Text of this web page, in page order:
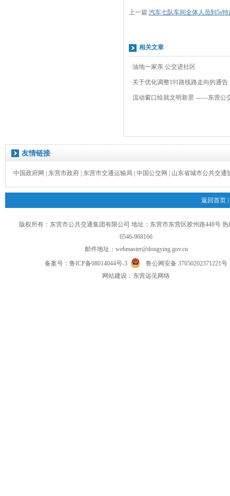
上一篇:汽车七队车间全体人员到5s
相关文章
· 油地一家亲 公交进社区
· 关于优化调整191路线路走向的通告
· 流动窗口绘就文明新景 ——东营公
友情链接
中国政府网 东营市政府 东营市交通运输局 中国公交网 山东省城市公共交通
返回首页
版权所有：东营市公共交通集团有限公司 地址：东营市东营区胶州路448号
0546-968166
邮件地址： webmaster@dongying.gov.cn
备案号： 鲁ICP备08014044号-3
鲁公网安备 37050202371221号
网站建设： 东营远见网络